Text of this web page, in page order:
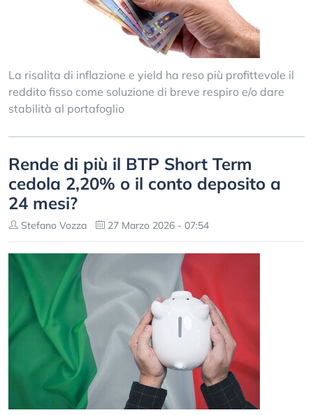
La risalita di inflazione e yield ha reso più profittevole il
reddito fisso come soluzione di breve respiro e/o dare
stabilità al portafoglio
Rende di più il BTP Short Term
cedola 2,20% o il conto deposito a
24 mesi?
Stefano Vozza 27 Marzo 2026 - 07:54